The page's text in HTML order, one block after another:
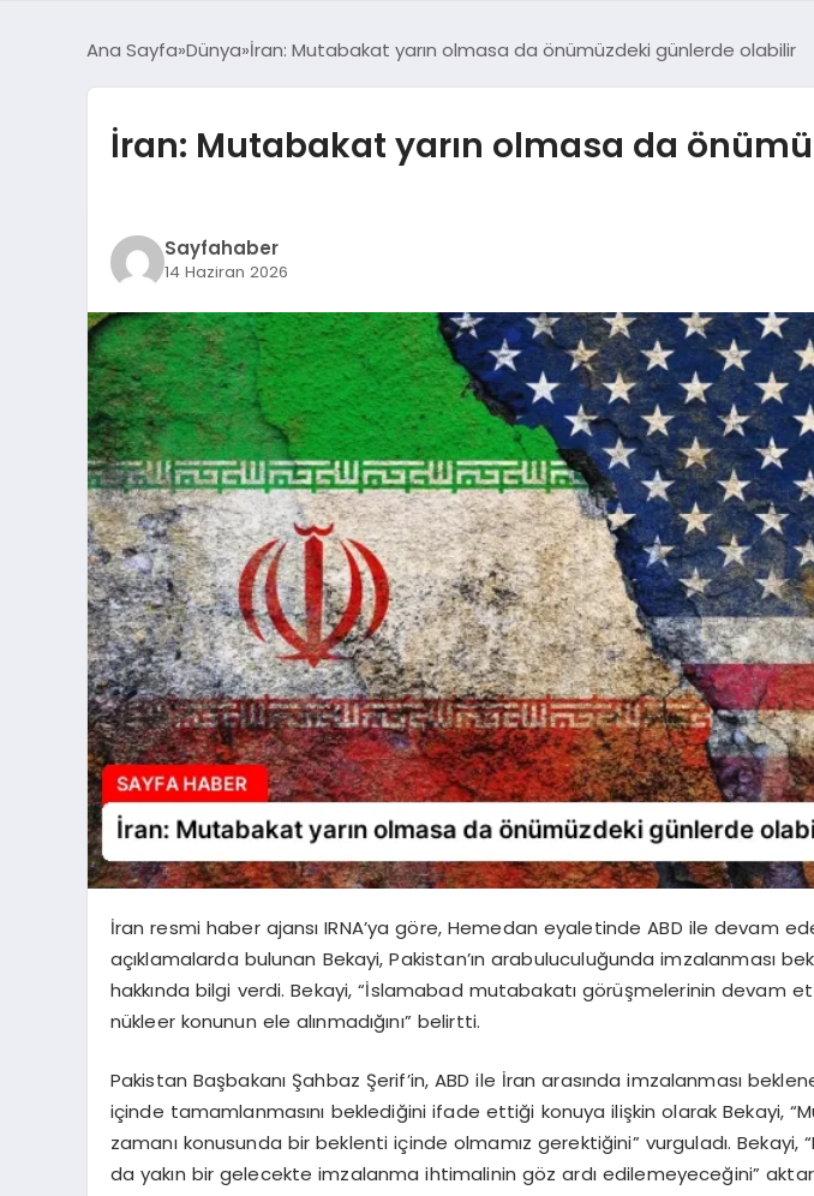
Ana Sayfa Dünya İran: Mutabakat yarın olmasa da önümüzdeki günlerde olabilir
İran: Mutabakat yarın olmasa da
Sayfahaber
14 Haziran 2026
İran resmi haber ajansı IRNA’ya göre, Hemedan eyaletinde ABD ile devam
açıklamalarda bulunan Bekayi, Pakistan’ın arabuluculuğunda imzalanması
hakkında bilgi verdi. Bekayi, “İslamabad mutabakatı görüşmelerinin devam
nükleer konunun ele alınmadığını” belirtti.
Pakistan Başbakanı Şahbaz Şerif’in, ABD ile İran arasında imzalanması
içinde tamamlanmasını beklediğini ifade ettiği konuya ilişkin olarak Bekayi,
zamanı konusunda bir beklenti içinde olmamız gerektiğini” vurguladı. Bekayi,
da yakın bir gelecekte imzalanma ihtimalinin göz ardı edilemeyeceğini”